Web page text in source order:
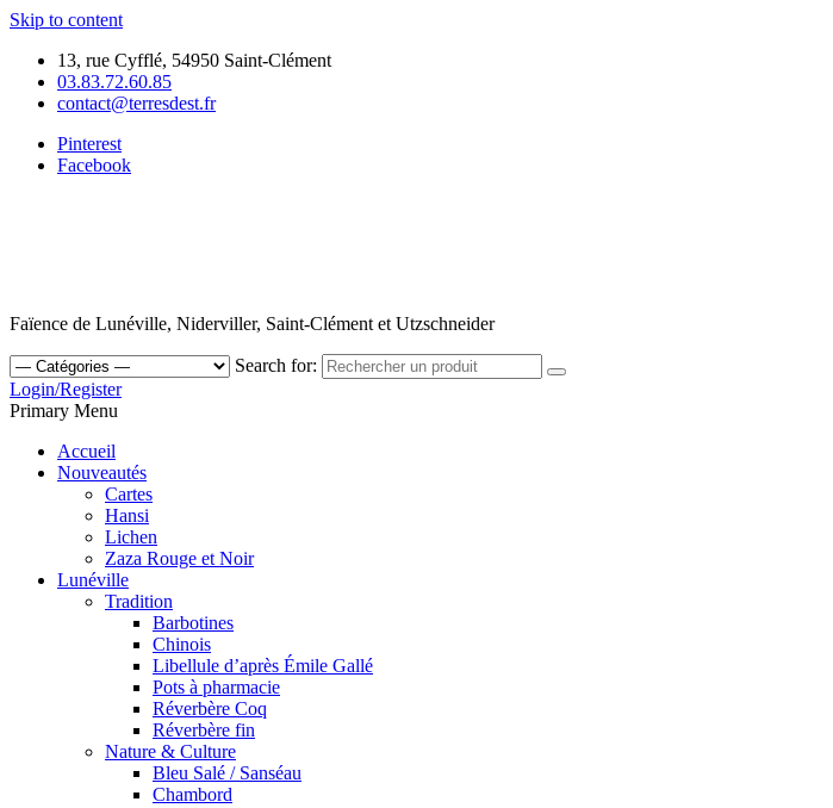
Skip to content
13, rue Cyfflé, 54950 Saint-Clément
03.83.72.60.85
contact@terresdest.fr
Pinterest
Facebook
Faïence de Lunéville, Niderviller, Saint-Clément et Utzschneider
Search for:
Login/Register
Primary Menu
Accueil
Nouveautés
Cartes
Hansi
Lichen
Zaza Rouge et Noir
Lunéville
Tradition
Barbotines
Chinois
Libellule d’après Émile Gallé
Pots à pharmacie
Réverbère Coq
Réverbère fin
Nature & Culture
Bleu Salé / Sanséau
Chambord